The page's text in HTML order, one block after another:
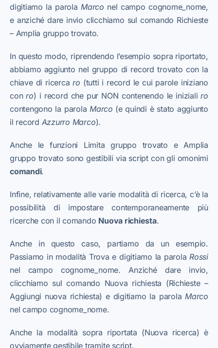
digitiamo la parolaMarco nel campo cognome_nome,
e anziché dare invio clicchiamo sul comando Richieste
– Amplia gruppo trovato.
In questo modo, riprendendo l’esempio sopra riportato,
abbiamo aggiunto nel gruppo di record trovato con la
chiave di ricercaro (tutti i record le cui parole iniziano
conro) i record che pur NON contenendo le inizialiro
contengono la parolaMarco (e quindi è stato aggiunto
il record Azzurro Marco).
Anche le funzioni Limita gruppo trovato e Amplia
gruppo trovato sono gestibili via script con gli omonimi
comandi.
Infine, relativamente alle varie modalità di ricerca, c’è la
possibilità di impostare contemporaneamente più
ricerche con il comando Nuova richiesta.
Anche in questo caso, partiamo da un esempio.
Passiamo in modalità Trova e digitiamo la parolaRossi
nel campo cognome_nome. Anziché dare invio,
clicchiamo sul comando Nuova richiesta (Richieste –
Aggiungi nuova richiesta) e digitiamo la parolaMarco
nel campo cognome_nome.
Anche la modalità sopra riportata (Nuova ricerca) è
ovviamente gestibile tramite script.